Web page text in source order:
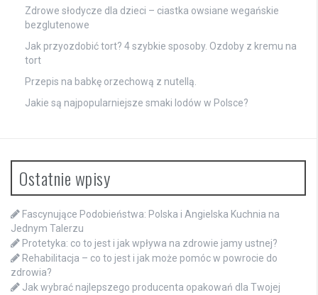
Zdrowe słodycze dla dzieci – ciastka owsiane wegańskie
bezglutenowe
Jak przyozdobić tort? 4 szybkie sposoby. Ozdoby z kremu na
tort
Przepis na babkę orzechową z nutellą.
Jakie są najpopularniejsze smaki lodów w Polsce?
Ostatnie wpisy
Fascynujące Podobieństwa: Polska i Angielska Kuchnia na
Jednym Talerzu
Protetyka: co to jest i jak wpływa na zdrowie jamy ustnej?
Rehabilitacja – co to jest i jak może pomóc w powrocie do
zdrowia?
Jak wybrać najlepszego producenta opakowań dla Twojej